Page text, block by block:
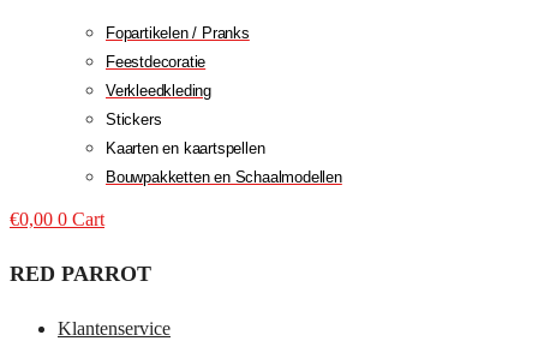
Fopartikelen / Pranks
Feestdecoratie
Verkleedkleding
Stickers
Kaarten en kaartspellen
Bouwpakketten en Schaalmodellen
€0,00 0 Cart
RED PARROT
Klantenservice